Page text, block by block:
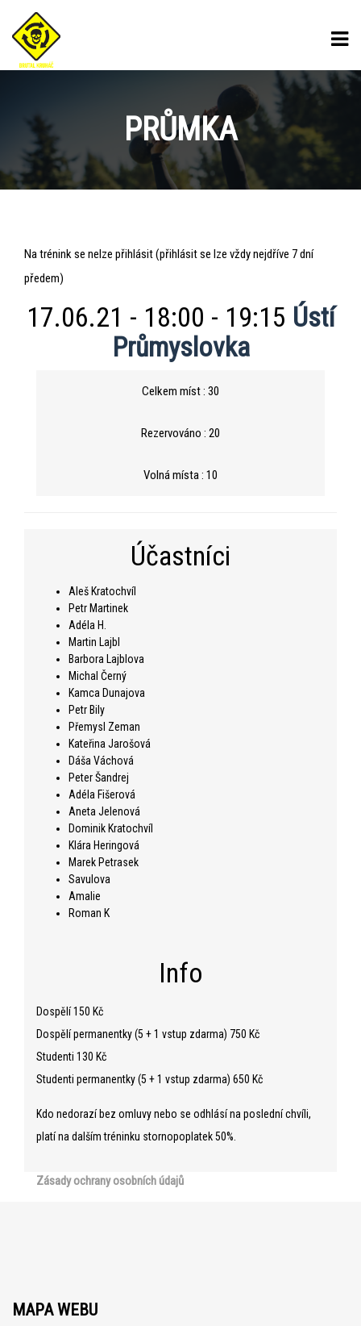
PRŮMKA
Průmka
Na trénink se nelze přihlásit (přihlásit se lze vždy nejdříve 7 dní
předem)
17.06.21 - 18:00 - 19:15 Ústí
Průmyslovka
Celkem míst : 30
Rezervováno : 20
Volná místa : 10
Účastníci
Aleš Kratochvíl
Petr Martinek
Adéla H.
Martin Lajbl
Barbora Lajblova
Michal Černý
Kamca Dunajova
Petr Bily
Přemysl Zeman
Kateřina Jarošová
Dáša Váchová
Peter Šandrej
Adéla Fišerová
Aneta Jelenová
Dominik Kratochvíl
Klára Heringová
Marek Petrasek
Savulova
Amalie
Roman K
Info
Dospělí 150 Kč
Dospělí permanentky (5 + 1 vstup zdarma) 750 Kč
Studenti 130 Kč
Studenti permanentky (5 + 1 vstup zdarma) 650 Kč
Kdo nedorazí bez omluvy nebo se odhlásí na poslední chvíli,
platí na dalším tréninku stornopoplatek 50%.
Zásady ochrany osobních údajů
MAPA WEBU